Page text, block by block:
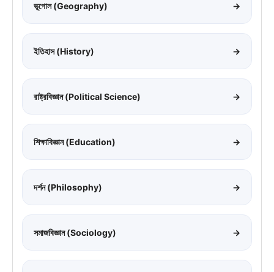
ভূগোল (Geography) →
ইতিহাস (History) →
রাষ্ট্রবিজ্ঞান (Political Science) →
শিক্ষাবিজ্ঞান (Education) →
দর্শন (Philosophy) →
সমাজবিজ্ঞান (Sociology) →